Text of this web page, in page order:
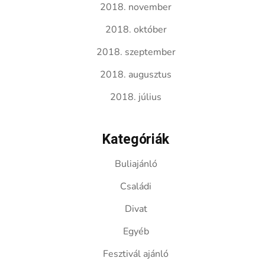
2018. november
2018. október
2018. szeptember
2018. augusztus
2018. július
Kategóriák
Buliajánló
Családi
Divat
Egyéb
Fesztivál ajánló